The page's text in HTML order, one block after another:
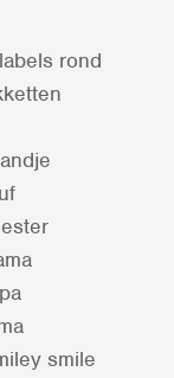
rond
smile